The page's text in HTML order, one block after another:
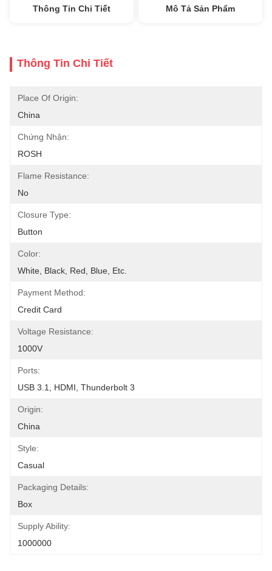
Thông Tin Chi Tiết Mô Tả Sản Phẩm
Thông Tin Chi Tiết
Place Of Origin:
China
Chứng Nhận:
ROSH
Flame Resistance:
No
Closure Type:
Button
Color:
White, Black, Red, Blue, Etc.
Payment Method:
Credit Card
Voltage Resistance:
1000V
Ports:
USB 3.1, HDMI, Thunderbolt 3
Origin:
China
Style:
Casual
Packaging Details:
Box
Supply Ability:
1000000